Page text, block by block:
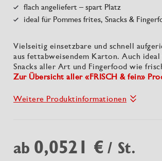
flach angeliefert – spart Platz
ideal für Pommes frites, Snacks &
Vielseitig einsetzbare und schnell
aus fettabweisendem Karton. Auch
Snacks aller Art und Fingerfood wie
Zur Übersicht aller «FRISCH & fein»
Weitere Produktinformationen
ab 0,0521 € / St.